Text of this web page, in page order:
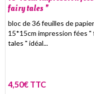
fairy tales "
bloc de 36 feuilles de papier
15*15cm impression fées "
tales " idéal...
4,50€ TTC